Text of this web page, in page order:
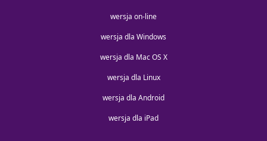
wersja on-line
wersja dla Windows
wersja dla Mac OS X
wersja dla Linux
wersja dla Android
wersja dla iPad